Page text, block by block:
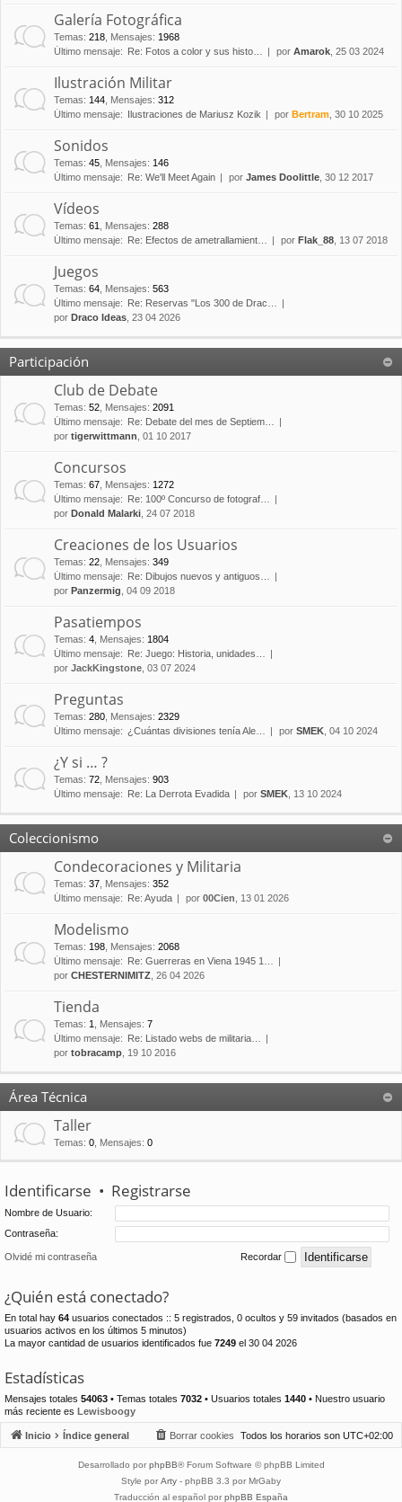
Galería Fotográfica
Temas: 218 Mensajes: 1968
Último mensaje:
Re: Fotos a color y sus histo… por Amarok , 25 03 2024
Ilustración Militar
Temas: 144 Mensajes: 312
Último mensaje:
Ilustraciones de Mariusz Kozik por Bertram , 30 10 2025
Sonidos
Temas: 45 Mensajes: 146
Último mensaje:
Re: We'll Meet Again por James Doolittle , 30 12 2017
Vídeos
Temas: 61 Mensajes: 288
Último mensaje:
Re: Efectos de ametrallamient… por Flak_88 , 13 07 2018
Juegos
Temas: 64 Mensajes: 563
Último mensaje:
Re: Reservas "Los 300 de Drac…
por Draco Ideas , 23 04 2026
Participación
Club de Debate
Temas: 52 Mensajes: 2091
Último mensaje:
Re: Debate del mes de Septiem…
por tigerwittmann , 01 10 2017
Concursos
Temas: 67 Mensajes: 1272
Último mensaje:
Re: 100º Concurso de fotograf…
por Donald Malarki , 24 07 2018
Creaciones de los Usuarios
Temas: 22 Mensajes: 349
Último mensaje:
Re: Dibujos nuevos y antiguos…
por Panzermig , 04 09 2018
Pasatiempos
Temas: 4 Mensajes: 1804
Último mensaje:
Re: Juego: Historia, unidades…
por JackKingstone , 03 07 2024
Preguntas
Temas: 280 Mensajes: 2329
Último mensaje: ¿Cuántas divisiones tenía Ale… por SMEK , 04 10 2024
¿Y si … ?
Temas: 72 Mensajes: 903
Último mensaje:
Re: La Derrota Evadida por SMEK , 13 10 2024
Coleccionismo
Condecoraciones y Militaria
Temas: 37 Mensajes: 352
Último mensaje:
Re: Ayuda por 00Cien , 13 01 2026
Modelismo
Temas: 198 Mensajes: 2068
Último mensaje:
Re: Guerreras en Viena 1945 1…
por CHESTERNIMITZ , 26 04 2026
Tienda
Temas: 1 Mensajes: 7
Último mensaje:
Re: Listado webs de militaria…
por tobracamp , 19 10 2016
Área Técnica
Taller
Temas: 0 Mensajes: 0
Identificarse • Registrarse
Nombre de Usuario:
Contraseña:
Olvidé mi contraseña Recordar
¿Quién está conectado?
En total hay 64 usuarios conectados :: 5 registrados, 0 ocultos y 59 invitados (basados en
usuarios activos en los últimos 5 minutos)
La mayor cantidad de usuarios identificados fue 7249 el 30 04 2026
Estadísticas
Mensajes totales 54063 • Temas totales 7032 • Usuarios totales 1440 • Nuestro usuario
más reciente es Lewisboogy
Inicio Índice general Todos los horarios son UTC+02:00
Borrar cookies
Desarrollado por phpBB® Forum Software © phpBB Limited
Style por Arty - phpBB 3.3 por MrGaby
Traducción al español por phpBB España